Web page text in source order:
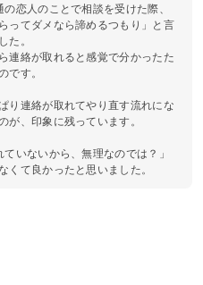
恋人のことで相談を受けた際、
ってダメなら諦めるつもり」と言
た。
連絡が取れると感覚で分かったた
です。
り連絡が取れてやり直す流れにな
が、印象に残っています。
ていないから、無理なのでは？」
くて良かったと思いました。